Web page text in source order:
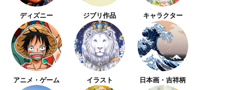
ディズニー ジブリ作品 キャラクター
アニメ・ゲーム イラスト 日本画・吉祥柄